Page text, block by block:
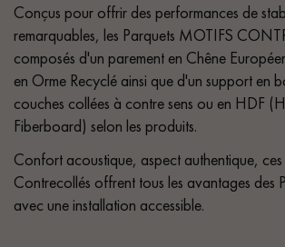
Conçus pour offrir des performances de
remarquables, les Parquets MOTIFS
composés d'un parement en Chêne
en Orme Recyclé ainsi que d'un support en
couches collées à contre sens ou en HDF
Fiberboard) selon les produits.
Confort acoustique, aspect authentique, ces
Contrecollés offrent tous les avantages des
avec une installation accessible.